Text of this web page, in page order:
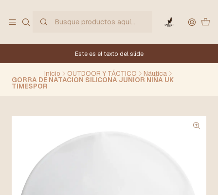
Este es el texto del slide
Inicio OUTDOOR Y TÁCTICO Náutica
GORRA DE NATACION SILICONA JUNIOR NIÑA UK
TIMESPOR